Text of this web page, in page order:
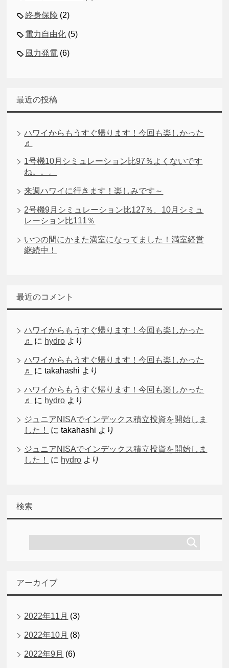
終身保険 (2)
電力自由化 (5)
風力発電 (6)
最近の投稿
ハワイからもうすぐ帰ります！今回も楽しかった
♬
1号機10月シミュレーション比97％よくないです
ね。。。
来週ハワイに行きます！楽しみです～
2号機9月シミュレーション比127％、10月シミュ
レーション比111％
いつの間にかまた満室になってました！満室経営
継続中！
最近のコメント
ハワイからもうすぐ帰ります！今回も楽しかった
♬
に hydro より
ハワイからもうすぐ帰ります！今回も楽しかった
♬
にtakahashi より
ハワイからもうすぐ帰ります！今回も楽しかった
♬
に hydro より
ジュニアNISAでインデックス積立投資を開始しま
した！
にtakahashi より
ジュニアNISAでインデックス積立投資を開始しま
した！
に hydro より
検索
アーカイブ
2022年11月 (3)
2022年10月 (8)
2022年9月 (6)